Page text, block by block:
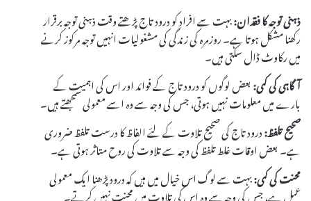
ذہنی توجہ کا فقدان:بہت سے افراد کو درود تاج پڑھتے وقت ذہنی توجہ برقرار
رکھنا مشکل ہوتا ہے۔ روزمرہ کی زندگی کی مشغولیات انہیں توجہ مرکوز کرنے
میں رکاوٹ ڈال سکتی ہیں۔
آگاہی کی کمی:بعض لوگوں کو درود تاج کے فوائد اور اس کی اہمیت کے
بارے میں معلومات نہیں ہوتی، جس کی وجہ سے وہ اسے معمولی سمجھتے ہیں۔
صحیح تلفظ:درود تاج کی صحیح تلاوت کے لئے الفاظ کا درست تلفظ ضروری
ہے۔ بعض اوقات غلط تلفظ کی وجہ سے تلاوت کی روح متاثر ہوتی ہے۔
محنت کی کمی:بہت سے لوگ اس خیال میں ہیں کہ درود پڑھنا ایک معمولی
عمل ہے، جس کی وجہ سے وہ اس کی تلاوت میں محنت نہیں کرتے۔